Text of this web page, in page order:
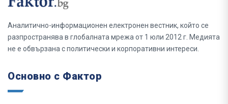
Аналитично-информационен електронен вестник, който се
разпространява в глобалната мрежа от 1 юли 2012 г. Медията
не е обвързана с политически и корпоративни интереси.
Основно с Фактор